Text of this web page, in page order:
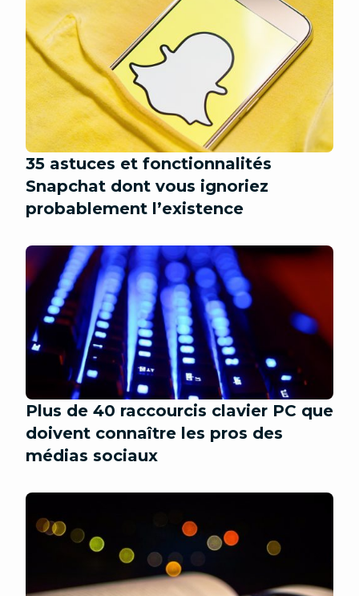
35 astuces et fonctionnalités
Snapchat dont vous ignoriez
probablement l’existence
Plus de 40 raccourcis clavier PC que
doivent connaître les pros des
médias sociaux